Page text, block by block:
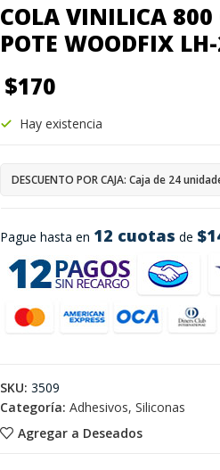
COLA VINILICA 800
POTE WOODFIX
$170
Pague hasta en 12 cuotas de
Hay existencia
DESCUENTO POR CAJA: Caja de 24
Agregar a Deseados
SKU: 3509
Categoría: Adhesivos, Siliconas